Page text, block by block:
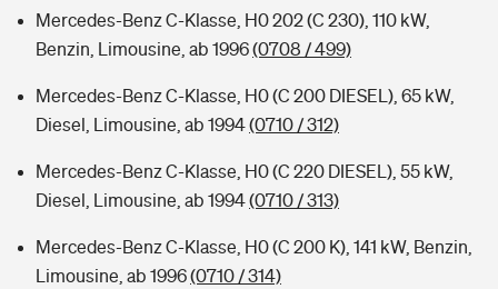
Mercedes-Benz C-Klasse, H0 202 (C 230), 110 kW,
Benzin, Limousine, ab 1996(0708 / 499)
Mercedes-Benz C-Klasse, H0 (C 200 DIESEL), 65 kW,
Diesel, Limousine, ab 1994(0710 / 312)
Mercedes-Benz C-Klasse, H0 (C 220 DIESEL), 55 kW,
Diesel, Limousine, ab 1994(0710 / 313)
Mercedes-Benz C-Klasse, H0 (C 200 K), 141 kW, Benzin,
Limousine, ab 1996(0710 / 314)